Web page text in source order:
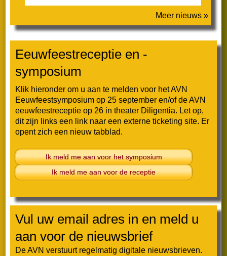
Nieuwsbrieven
Nieuwsbrief juli 2026
Nieuwsbrief februari 2026
Nieuwsbrief januari 2026
Meer nieuws »
Eeuwfeestreceptie en -
symposium
Klik hieronder om u aan te melden voor het AVN
Eeuwfeestsymposium op 25 september en/of de AVN
eeuwfeestreceptie op 26 in theater Diligentia. Let op,
dit zijn links een link naar een externe ticketing site. Er
opent zich een nieuw tabblad.
Ik meld me aan voor het symposium
Ik meld me aan voor de receptie
Vul uw email adres in en meld u
aan voor de nieuwsbrief
De AVN verstuurt regelmatig digitale nieuwsbrieven.